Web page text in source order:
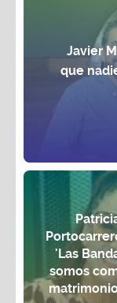
Javier
que
'Las
somos